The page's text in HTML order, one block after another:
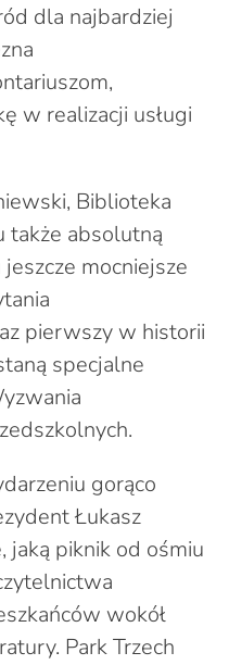
dla najbardziej
w realizacji usługi
Biblioteka
także absolutną
mocniejsze
pierwszy w historii
specjalne
gorąco
Łukasz
jaką piknik od ośmiu
wokół
Park Trzech